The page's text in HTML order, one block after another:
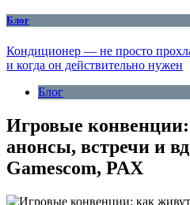
Блог
Кондиционер — не просто
и когда он действительно нужен
Блог
Игровые
анонсы, встречи и
Gamescom, PAX